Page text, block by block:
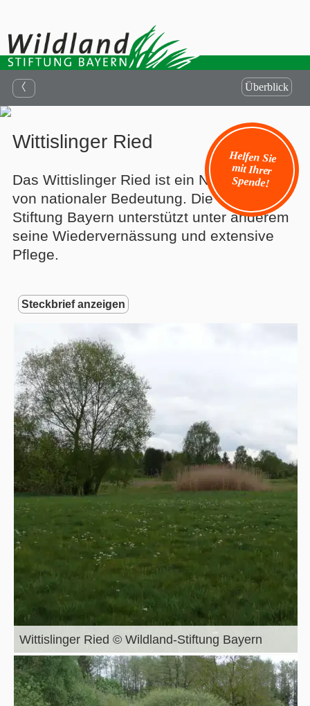
Helfen Sie
mit Ihrer
Spende!
Überblick
Wittislinger Ried
Das Wittislinger Ried ist ein Niedermoor
von nationaler Bedeutung. Die Wildland-
Stiftung Bayern unterstützt unter anderem
seine Wiedervernässung und extensive
Pflege.
Steckbrief anzeigen
Wittislinger Ried © Wildland-Stiftung Bayern